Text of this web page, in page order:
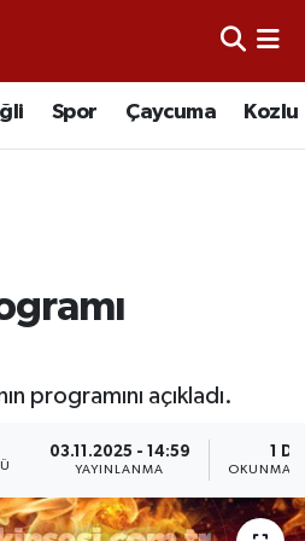
Spor Çaycuma Kozlu
programını açıkladı.
03.11.2025 - 14:59
YAYINLANMA
1 DK
OKUNMA